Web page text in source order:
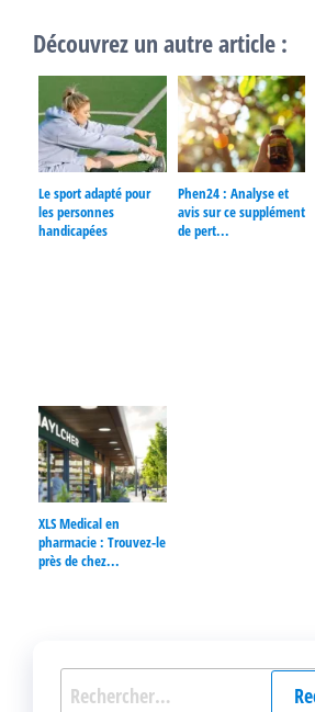
Découvrez un autre article :
Le sport adapté pour
les personnes
handicapées
Phen24 : Analyse et
avis sur ce supplément
de pert...
XLS Medical en
pharmacie : Trouvez-le
près de chez...
Rechercher :